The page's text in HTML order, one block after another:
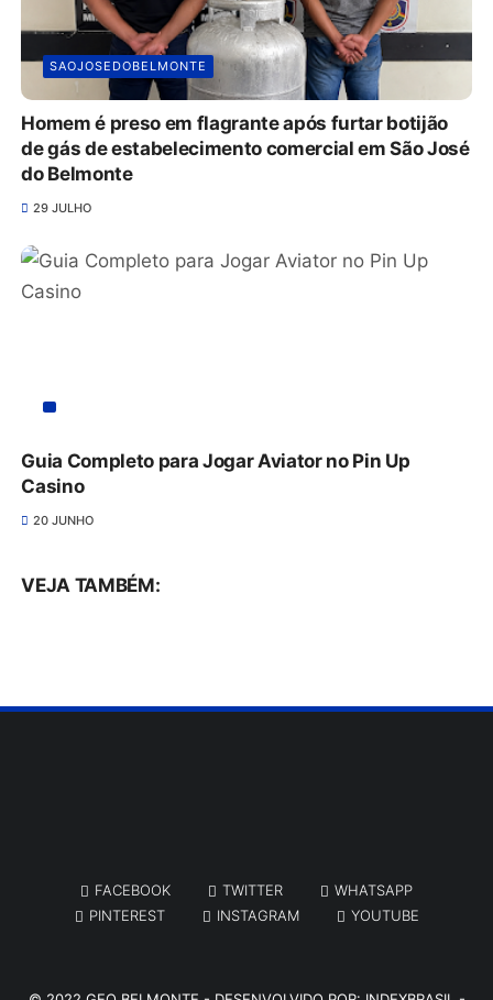
SAOJOSEDOBELMONTE
Homem é preso em flagrante após furtar botijão
de gás de estabelecimento comercial em São José
do Belmonte
29 JULHO
Guia Completo para Jogar Aviator no Pin Up
Casino
20 JUNHO
VEJA TAMBÉM:
FACEBOOK TWITTER
WHATSAPP
PINTEREST
INSTAGRAM YOUTUBE